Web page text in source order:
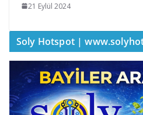
21 Eylül 2024
Soly Hotspot |